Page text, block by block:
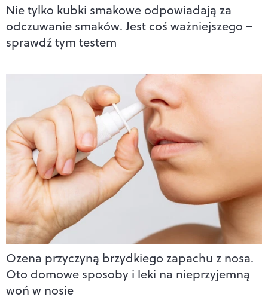
Nie tylko kubki smakowe odpowiadają za
odczuwanie smaków. Jest coś ważniejszego –
sprawdź tym testem
Ozena przyczyną brzydkiego zapachu z nosa.
Oto domowe sposoby i leki na nieprzyjemną
woń w nosie